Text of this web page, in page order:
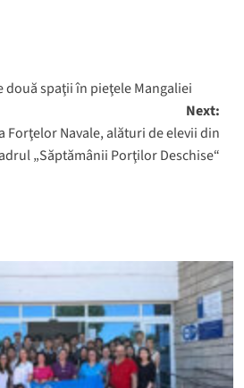
două spaţii în pieţele Mangaliei
Next:
Forţelor Navale, alături de elevii din
„Săptămânii Porţilor Deschise“